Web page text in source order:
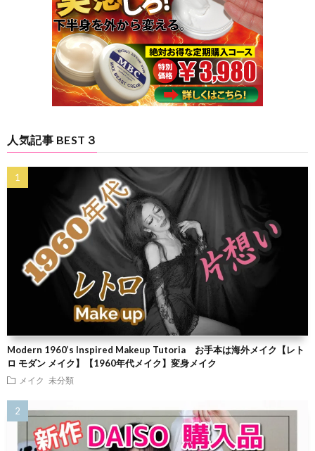
人気記事 BEST３
Modern 1960’s Inspired Makeup Tutoria お手本は海外メイク【レト
ロ モダン メイク】【1960年代メイク】変身メイク
メイク 未分類